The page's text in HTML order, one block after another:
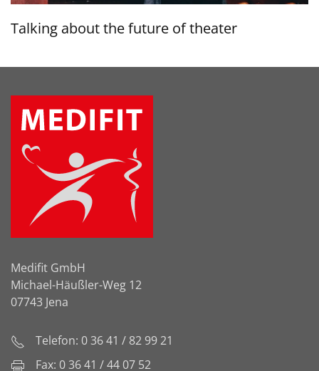
Talking about the future of theater
Medifit GmbH
Michael-Häußler-Weg 12
07743 Jena
Telefon: 0 36 41 / 82 99 21
Fax: 0 36 41 / 44 07 52